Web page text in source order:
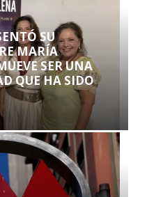
SU
MARÍA
SER UNA
QUE HA SIDO